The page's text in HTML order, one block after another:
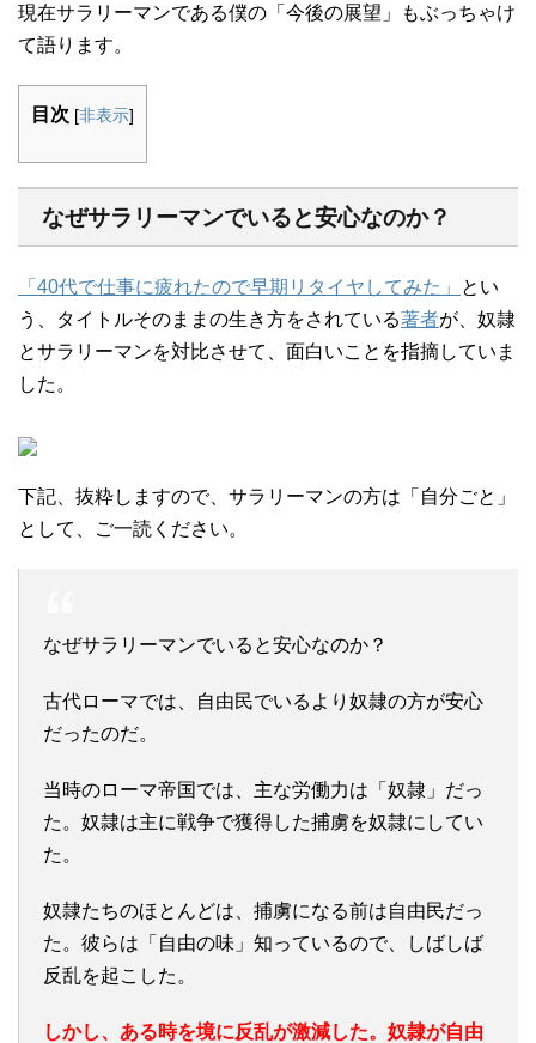
現在サラリーマンである僕の「今後の展望」もぶっちゃけ
て語ります。
目次 [非表示]
なぜサラリーマンでいると安心なのか？
「40代で仕事に疲れたので早期リタイヤしてみた」
とい
う、タイトルそのままの生き方をされている著者が、奴隷
とサラリーマンを対比させて、面白いことを指摘していま
した。
下記、抜粋しますので、サラリーマンの方は「自分ごと」
として、ご一読ください。
なぜサラリーマンでいると安心なのか？
古代ローマでは、自由民でいるより奴隷の方が安心
だったのだ。
当時のローマ帝国では、主な労働力は「奴隷」だっ
た。奴隷は主に戦争で獲得した捕虜を奴隷にしてい
た。
奴隷たちのほとんどは、捕虜になる前は自由民だっ
た。彼らは「自由の味」知っているので、しばしば
反乱を起こした。
しかし、ある時を境に反乱が激減した。奴隷が自由